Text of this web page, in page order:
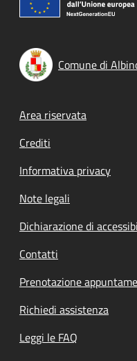
Comune di
Footer menu
Area riservata
Crediti
Informativa privacy
Note legali
Dichiarazione di
Contatti
Prenotazione
Richiedi assistenza
Leggi le FAQ